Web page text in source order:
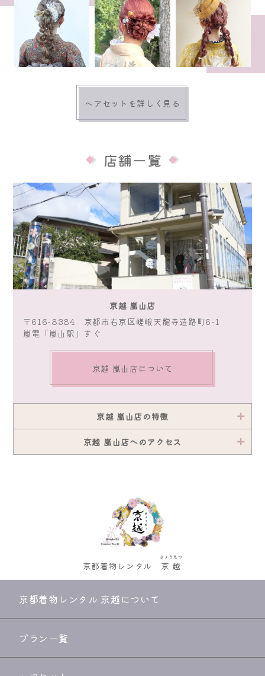
ヘアセットを詳しく見る
店舗一覧
京越 嵐山店
〒616-8384 京都市右京区嵯峨天龍寺造路町6-1
嵐電「嵐山駅」すぐ
京越 嵐山店について
京越 嵐山店の特徴
京越 嵐山店へのアクセス
京都着物レンタル 京越
きょうえつ
京都着物レンタル 京越について
プラン一覧